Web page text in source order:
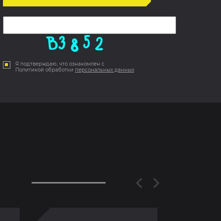
Я подтверждаю, что ознакомлен с
Политикой обработки персональных данных